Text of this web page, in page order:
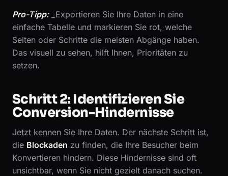
Pro-Tipp:_Exportieren Sie Ihre Daten in eine
einfache Tabelle und markieren Sie rot, welche
Seiten oder Schritte die meisten Abgänge haben.
Das visuell zu sehen, hilft Ihnen, Prioritäten zu
setzen.
Schritt 2: Identifizieren Sie
Conversion-Hindernisse
Jetzt kennen Sie Ihre Daten. Der nächste Schritt ist,
die Blockaden zu finden, die Ihre Besucher beim
Konvertieren hindern. Diese Hindernisse sind oft
unsichtbar, wenn Sie nicht gezielt danach suchen.